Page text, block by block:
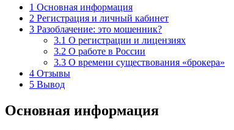
1 Основная информация
2 Регистрация и личный кабинет
3 Разоблачение: это мошенник?
3.1 О регистрации и лицензиях
3.2 О работе в России
3.3 О времени существования «брокера»
4 Отзывы
5 Вывод
Основная информация